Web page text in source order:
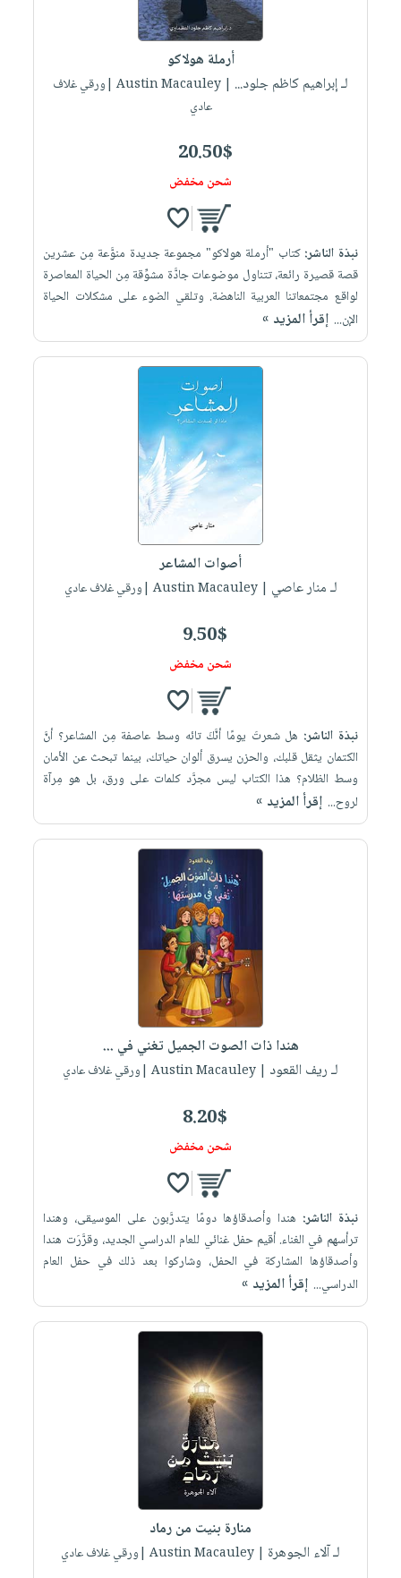
أرملة هولاكو
لـ إبراهيم كاظم جلود...
| Austin Macauley |ورقي غلاف
عادي
20.50$
شحن مخفض
نبذة الناشر:كتاب "أرملة هولاكو" مجموعة جديدة منوَّعة مِن عشرين
قصة قصيرة رائعة، تتناول موضوعات جادَّة مشوِّقة مِن الحياة المعاصرة
لواقع مجتمعاتنا العربية الناهضة. وتلقي الضوء على مشكلات الحياة
الإن... إقرأ المزيد »
أصوات المشاعر
لـ منار عاصي | Austin Macauley |ورقي غلاف عادي
9.50$
شحن مخفض
نبذة الناشر: هل شعرتَ يومًا أنَّكَ تائه وسط عاصفة مِن المشاعر؟ أنَّ
الكتمان يثقل قلبك، والحزن يسرق ألوان حياتك، بينما تبحث عن الأمان
وسط الظلام؟ هذا الكتاب ليس مجرَّد كلمات على ورق، بل هو مِرآة
لروح... إقرأ المزيد »
هندا ذات الصوت الجميل تغني في ...
لـ ريف القعود | Austin Macauley |ورقي غلاف عادي
8.20$
شحن مخفض
نبذة الناشر: هندا وأصدقاؤها دومًا يتدرَّبون على الموسيقى، وهندا
ترأسهم في الغناء. أقيم حفل غنائي للعام الدراسي الجديد، وقرَّرَت هندا
وأصدقاؤها المشاركة في الحفل، وشاركوا بعد ذلك في حفل العام
الدراسي... إقرأ المزيد »
منارة بنيت من رماد
لـ آلاء الجوهرة | Austin Macauley |ورقي غلاف عادي